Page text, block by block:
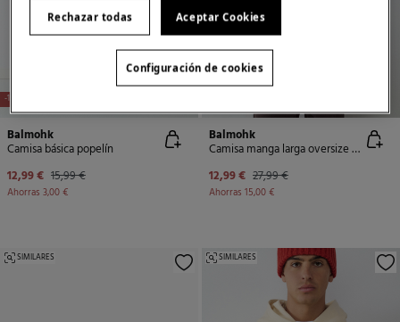
-19%
Balmohk
Camisa básica popelín
12,99 € 15,99 €
Ahorras 3,00 €
Balmohk
Camisa manga larga oversize bolsillo
12,99 € 27,99 €
Ahorras 15,00 €
SIMILARES SIMILARES
Rechazar todas Aceptar Cookies
Configuración de cookies